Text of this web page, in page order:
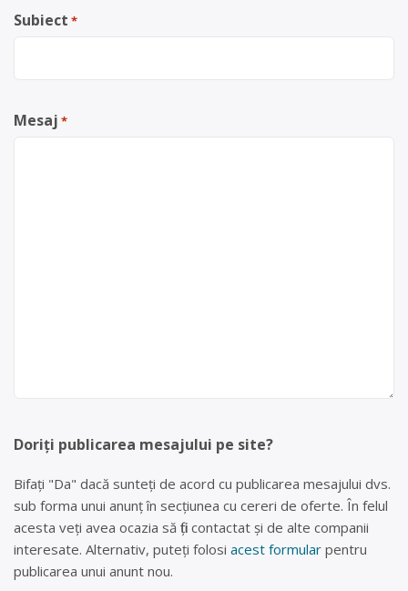
Subiect *
Mesaj *
Doriți publicarea mesajului pe site?
Bifați "Da" dacă sunteți de acord cu publicarea mesajului dvs.
sub forma unui anunț în secțiunea cu cereri de oferte. În felul
acesta veți avea ocazia să fiți contactat și de alte companii
interesate. Alternativ, puteți folosi acest formular pentru
publicarea unui anunt nou.